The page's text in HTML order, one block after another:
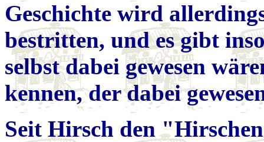
Geschichte wird
bestritten, und es gibt
selbst dabei gewesen
kennen, der dabei
Seit Hirsch den